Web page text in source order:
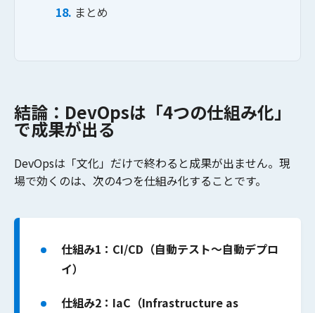
まとめ
結論：DevOpsは「4つの仕組み化」
で成果が出る
DevOpsは「文化」だけで終わると成果が出ません。現
場で効くのは、次の4つを仕組み化することです。
仕組み1：CI/CD（自動テスト〜自動デプロ
イ）
仕組み2：IaC（Infrastructure as